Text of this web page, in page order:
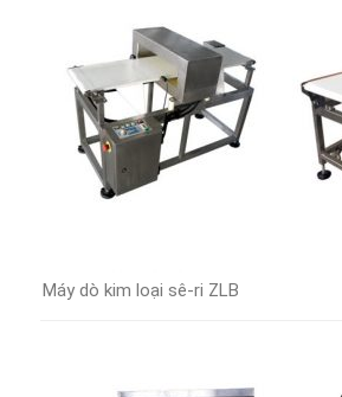
Máy dò kim loại sê-ri ZLB